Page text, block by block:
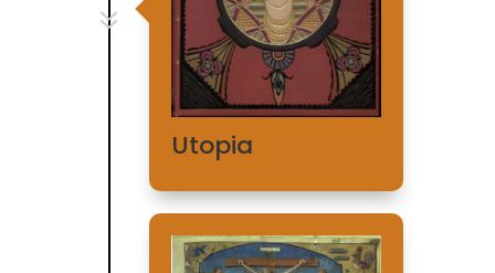
7
Utopia